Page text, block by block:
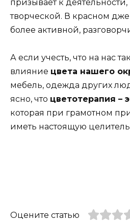
призывает к
творческой. В красном
более активной,
А если учесть, что на нас
влияние цвета нашего
мебель, одежда других
ясно, что цветотерапия –
которая при грамотном
иметь настоящую
Оцените статью